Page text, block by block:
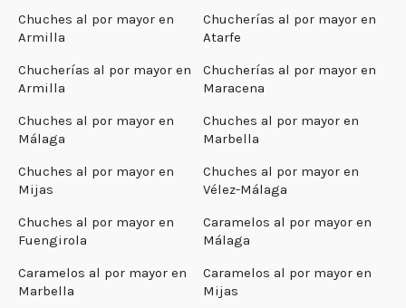
Chuches al por mayor en
Armilla
Chucherías al por mayor en
Atarfe
Chucherías al por mayor en
Armilla
Chucherías al por mayor en
Maracena
Chuches al por mayor en
Málaga
Chuches al por mayor en
Marbella
Chuches al por mayor en
Mijas
Chuches al por mayor en
Vélez-Málaga
Chuches al por mayor en
Fuengirola
Caramelos al por mayor en
Málaga
Caramelos al por mayor en
Marbella
Caramelos al por mayor en
Mijas